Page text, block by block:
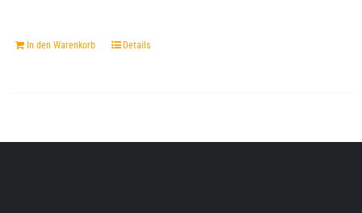
In den Warenkorb Details